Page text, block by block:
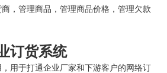
，管理商品，管理商品价格，管理欠款
订货系统
用于打通企业厂家和下游客户的网络订